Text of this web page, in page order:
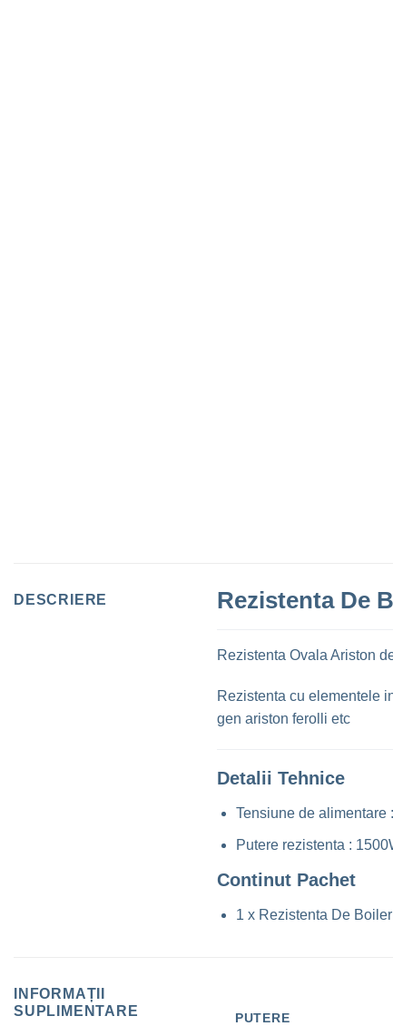
DESCRIERE Rezistenta De
Rezistenta Ovala Ariston
Rezistenta cu elementele
gen ariston ferolli etc
Detalii Tehnice
Tensiune de alimentare
Putere rezistenta :
Continut Pachet
1 x Rezistenta De
INFORMAȚII
SUPLIMENTARE
PUTERE